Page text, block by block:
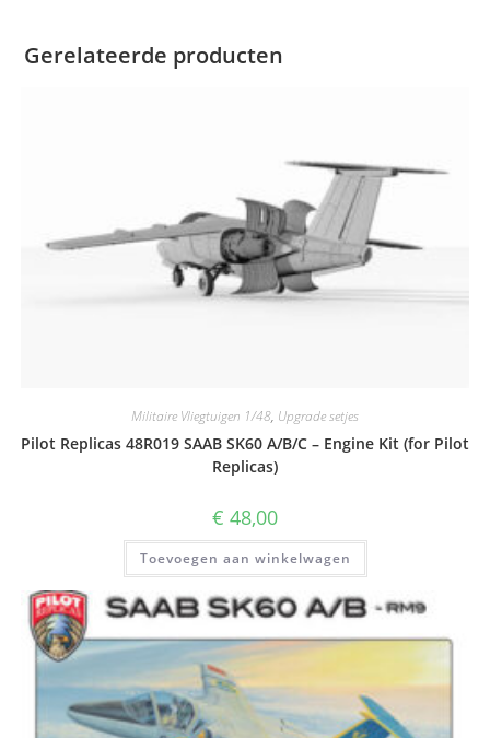
Gerelateerde producten
Militaire Vliegtuigen 1/48, Upgrade setjes
Pilot Replicas 48R019 SAAB SK60 A/B/C – Engine Kit (for Pilot
Replicas)
€ 48,00
Toevoegen aan winkelwagen